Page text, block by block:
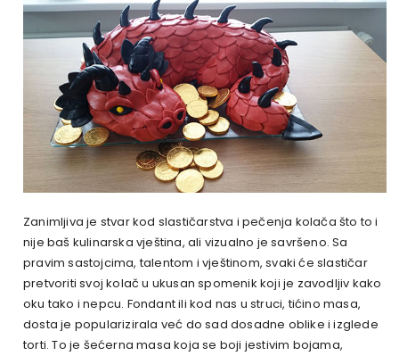
Zanimljiva je stvar kod slastičarstva i pečenja kolača što to i
nije baš kulinarska vještina, ali vizualno je savršeno. Sa
pravim sastojcima, talentom i vještinom, svaki će slastičar
pretvoriti svoj kolač u ukusan spomenik koji je zavodljiv kako
oku tako i nepcu. Fondant ili kod nas u struci, tićino masa,
dosta je popularizirala već do sad dosadne oblike i izglede
torti. To je šećerna masa koja se boji jestivim bojama,